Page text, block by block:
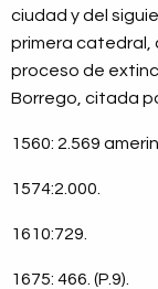
ciudad y del
primera catedral,
proceso de
Borrego, citada
1560: 2.569
1574:2.000.
1610:729.
1675: 466. (P.9).